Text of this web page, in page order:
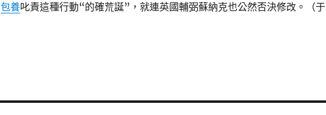
包養叱責這種行動“的確荒誕”，就連英國輔弼蘇納克也公然否決修改。（于